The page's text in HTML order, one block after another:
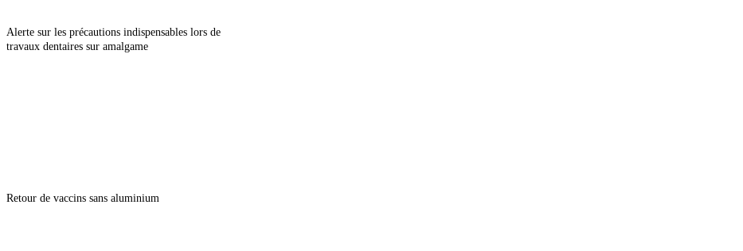
Alerte sur les précautions indispensables lors de
travaux dentaires sur amalgame
Retour de vaccins sans aluminium